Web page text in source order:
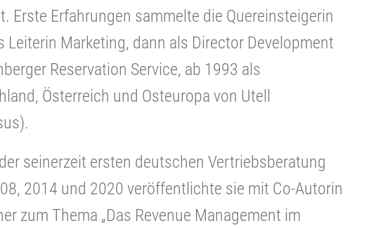
Erste Erfahrungen sammelte die Quereinsteigerin
Leiterin Marketing, dann als Director Development
Reservation Service, ab 1993 als
Österreich und Osteuropa von Utell
seinerzeit ersten deutschen Vertriebsberatung
2014 und 2020 veröffentlichte sie mit Co-Autorin
zum Thema „Das Revenue Management im